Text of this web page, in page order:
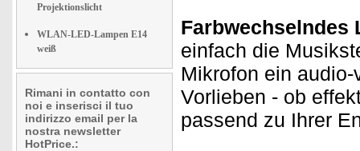
Projektionslicht
WLAN-LED-Lampen E14
weiß
Rimani in contatto con
noi e inserisci il tuo
indirizzo email per la
nostra newsletter
HotPrice.:
Farbwechselndes
einfach die
Mikrofon ein
Vorlieben - ob
passend zu Ihrer